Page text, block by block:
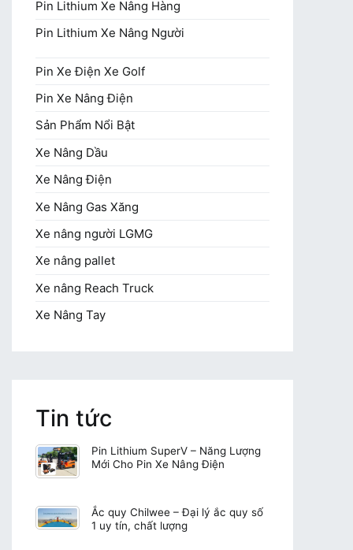
Pin Lithium Xe Nâng Hàng
Pin Lithium Xe Nâng Người
Pin Xe Điện Xe Golf
Pin Xe Nâng Điện
Sản Phẩm Nổi Bật
Xe Nâng Dầu
Xe Nâng Điện
Xe Nâng Gas Xăng
Xe nâng người LGMG
Xe nâng pallet
Xe nâng Reach Truck
Xe Nâng Tay
Tin tức
Pin Lithium SuperV – Năng Lượng
Mới Cho Pin Xe Nâng Điện
Ắc quy Chilwee – Đại lý ắc quy số
1 uy tín, chất lượng